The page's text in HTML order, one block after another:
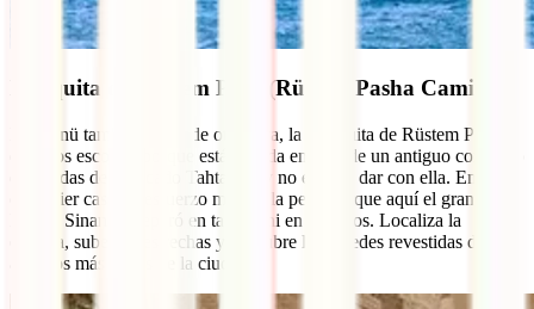
Mezquita de Rüstem Paşa (Rüstem Pasha Camii)
Eminönü también esconde otra joya, la mezquita de Rüstem Paşa. Y
decimos esconde porque está situada encima de un antiguo complejo
de tiendas del mercado Tahtakale y no es fácil dar con ella. En
cualquier caso, el esfuerzo merece la pena porque aquí el gran
Mimar Sinan no reparó en talento ni en recursos. Localiza la
entrada, sube por estrechas y descubre las paredes revestidas de
azulejos más bellas de la ciudad.